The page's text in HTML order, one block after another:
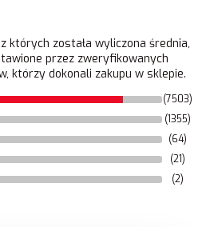
których została wyliczona średnia,
przez zweryfikowanych
którzy dokonali zakupu w sklepie.
(7503)
(1355)
(64)
(21)
(2)